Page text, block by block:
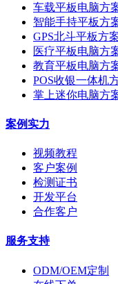
车载平板电脑方
智能手持平板方
GPS北斗平板方
医疗平板电脑方
教育平板电脑方
POS收银一体机
掌上迷你电脑方
案例实力
视频教程
客户案例
检测证书
开发平台
合作客户
服务支持
ODM/OEM定制